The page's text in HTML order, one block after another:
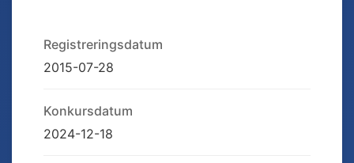
Registreringsdatum
2015-07-28
Konkursdatum
2024-12-18